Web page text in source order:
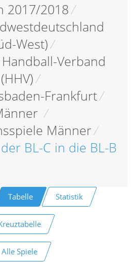
2017/2018/
West)/
Verband
(HHV)/
Frankfurt/
/
Männer/
BL-C in die BL-B
Tabelle Statistik
Alle Spiele